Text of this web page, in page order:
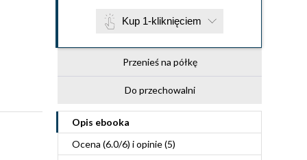
Kup 1-kliknięciem
Przenieś na półkę
Do przechowalni
Opis ebooka
Ocena (6.0/6) i opinie (5)